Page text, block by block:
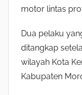
motor lintas
Dua pelaku
ditangkap
wilayah Kota
Kabupaten